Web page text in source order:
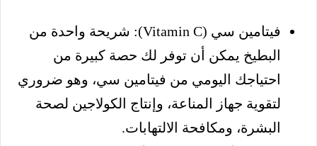
فيتامين سي (Vitamin C): شريحة واحدة من
البطيخ يمكن أن توفر لك حصة كبيرة من
احتياجك اليومي من فيتامين سي، وهو ضروري
لتقوية جهاز المناعة، وإنتاج الكولاجين لصحة
البشرة، ومكافحة الالتهابات.